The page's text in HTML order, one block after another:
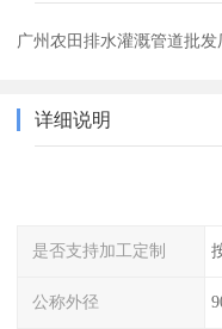
广州农田排水灌溉管道批发
详细说明
是否支持加工定制
公称外径